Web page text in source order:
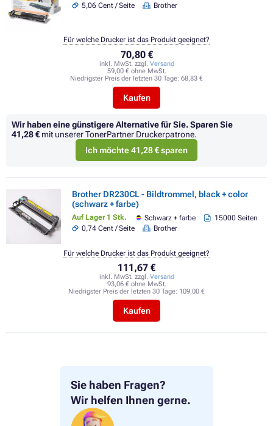
Sie haben Fragen?
Wir helfen Ihnen gerne.
5,06 Cent / Seite
Brother
70,80 €
inkl. MwSt. zzgl. Versand
59,00 € ohne MwSt.
Niedrigster Preis der letzten 30 Tage: 68,83 €
Kaufen
Für welche Drucker ist das Produkt geeignet?
Wir haben eine günstigere Alternative für Sie.Sparen Sie
41,28 € mit unserer TonerPartner Druckerpatrone.
Ich möchte 41,28 € sparen
Brother DR230CL - Bildtrommel, black + color
(schwarz + farbe)
Auf Lager 1 Stk. Schwarz + farbe
15000 Seiten
0,74 Cent / Seite
Brother
111,67 €
inkl. MwSt. zzgl. Versand
93,06 € ohne MwSt.
Niedrigster Preis der letzten 30 Tage: 109,00 €
Kaufen
Für welche Drucker ist das Produkt geeignet?